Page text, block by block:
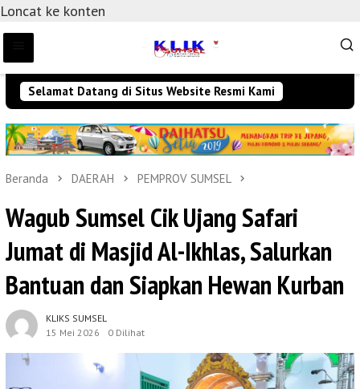
Loncat ke konten
Selamat Datang di Situs Website Resmi Kami
Beranda DAERAH PEMPROV SUMSEL
Wagub Sumsel Cik Ujang Safari
Jumat di Masjid Al-Ikhlas, Salurkan
Bantuan dan Siapkan Hewan Kurban
KLIKS SUMSEL
15 Mei 2026
0 Dilihat